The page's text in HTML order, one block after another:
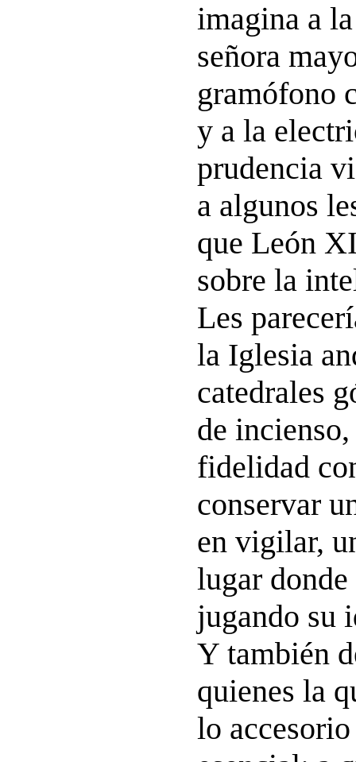
imagina a
señora
gramófono
y a la
prudencia
a algunos
que León
sobre la
Les
la Iglesia
catedrales
de
fidelidad
conservar
en vigilar,
lugar donde
jugando su
Y también
quienes la
lo